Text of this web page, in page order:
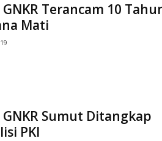
Terancam 10
Mati
Sumut Ditangkap
PKI